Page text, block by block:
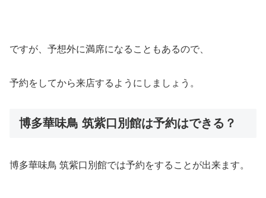
ですが、予想外に満席になることもあるので、
予約をしてから来店するようにしましょう。
博多華味鳥 筑紫口別館は予約はできる？
博多華味鳥 筑紫口別館では予約をすることが出来ます。